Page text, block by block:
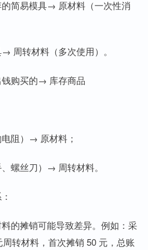
简易模具→ 原材料（一次性消
周转材料（多次使用）。
购买的→ 库存商品
阻）→ 原材料；
螺丝刀）→ 周转材料。
的摊销可能导致差异。例如：采
转材料，首次摊销 50 元，总账